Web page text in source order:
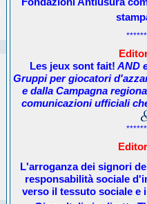
Les jeux sont fait! AND
Gruppi per giocatori
e dalla Campagna
comunicazioni ufficiali
L'arroganza dei signori
responsabilità sociale
verso il tessuto sociale e